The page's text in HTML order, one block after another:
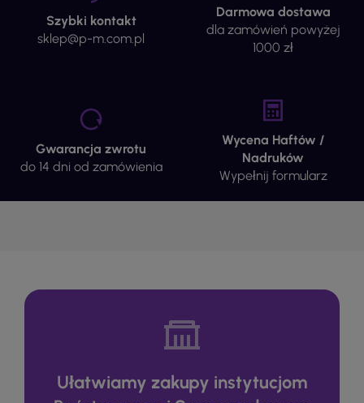
Szybki kontakt
sklep@p-m.com.pl
Darmowa dostawa
dla zamówień powyżej
1000 zł
Gwarancja zwrotu
do 14 dni od zamówienia
Wycena Haftów /
Nadruków
Wypełnij formularz
Ułatwiamy zakupy instytucjom